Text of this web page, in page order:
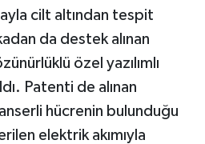
cilt altından tespit
da destek alınan
özel yazılımlı
Patenti de alınan
hücrenin bulunduğu
elektrik akımıyla